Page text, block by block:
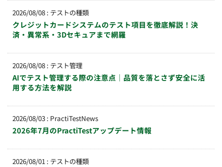
2026/08/08 : テストの種類
クレジットカードシステムのテスト項目を徹底解説！決
済・異常系・3Dセキュアまで網羅
2026/08/08 : テスト管理
AIでテスト管理する際の注意点｜品質を落とさず安全に活
用する方法を解説
2026/08/03 : PractiTestNews
2026年7月のPractiTestアップデート情報
2026/08/01 : テストの種類